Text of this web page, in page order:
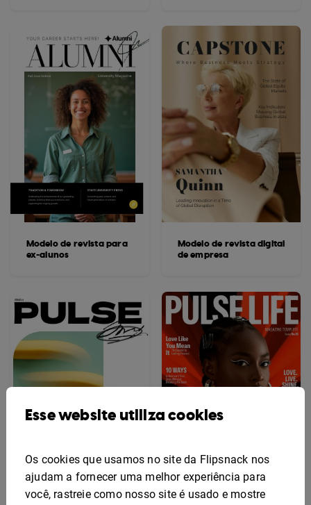
Modelo de revista para
ex-alunos
Modelo de revista digital
de empresa
Esse website utiliza cookies
Os cookies que usamos no site da Flipsnack nos
ajudam a fornecer uma melhor experiência para
você, rastreie como nosso site é usado e mostre